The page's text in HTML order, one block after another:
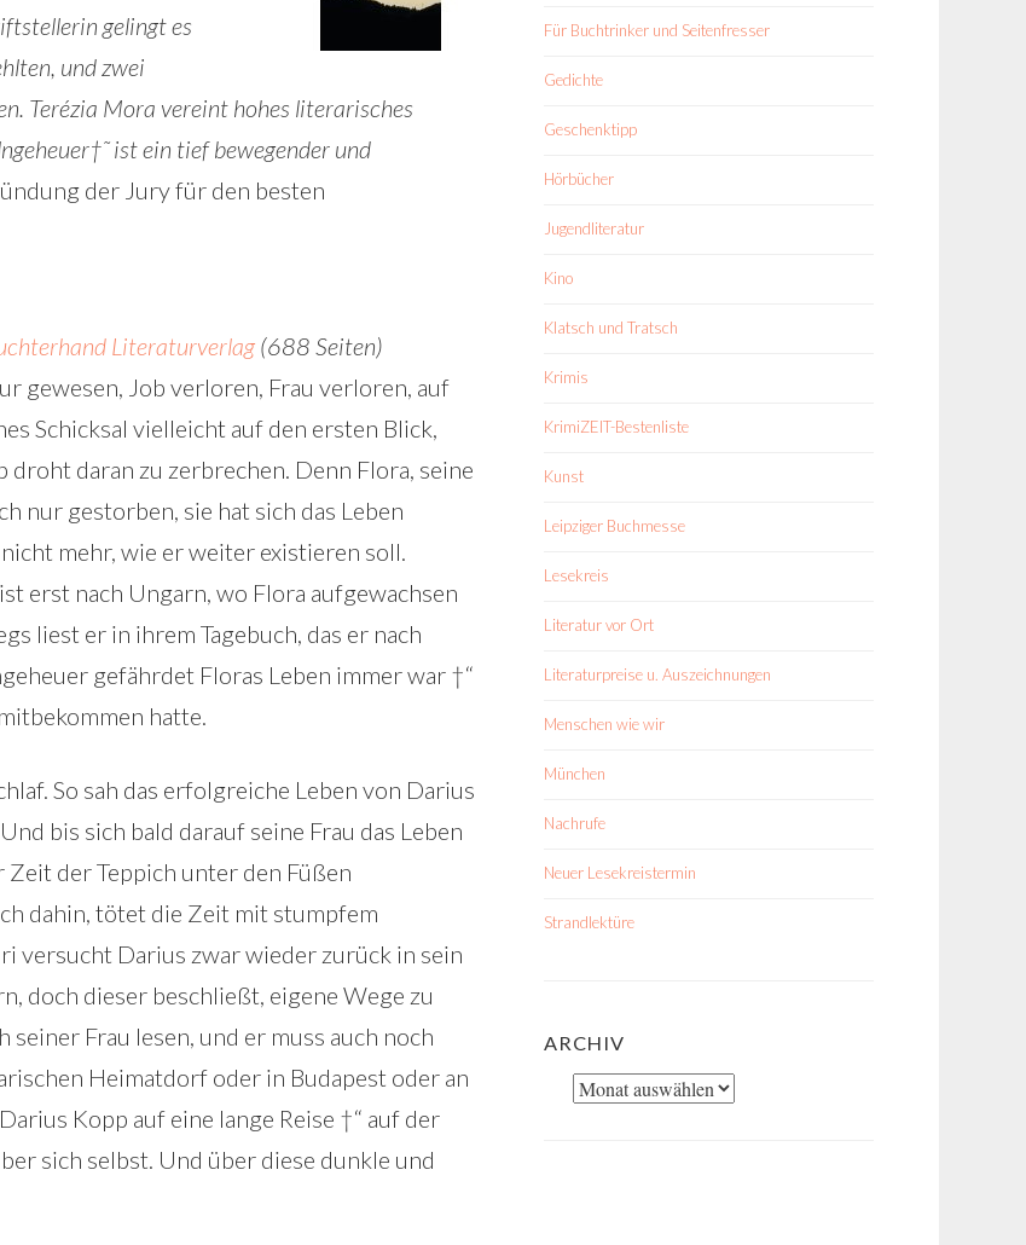
gelingt es
und zwei
Terézia Mora vereint hohes literarisches
ist ein tief bewegender und
der Jury für den besten
Literaturverlag (688 Seiten)
gewesen, Job verloren, Frau verloren, auf
Schicksal vielleicht auf den ersten Blick,
daran zu zerbrechen. Denn Flora, seine
nur gestorben, sie hat sich das Leben
mehr, wie er weiter existieren soll.
erst nach Ungarn, wo Flora aufgewachsen
liest er in ihrem Tagebuch, das er nach
gefährdet Floras Leben immer war †“
hatte.
So sah das erfolgreiche Leben von Darius
bis sich bald darauf seine Frau das Leben
der Teppich unter den Füßen
dahin, tötet die Zeit mit stumpfem
versucht Darius zwar wieder zurück in sein
doch dieser beschließt, eigene Wege zu
seiner Frau lesen, und er muss auch noch
Heimatdorf oder in Budapest oder an
Kopp auf eine lange Reise †“ auf der
sich selbst. Und über diese dunkle und
Für Buchtrinker und Seitenfresser
Gedichte
Geschenktipp
Hörbücher
Jugendliteratur
Kino
Klatsch und Tratsch
Krimis
KrimiZEIT-Bestenliste
Kunst
Leipziger Buchmesse
Lesekreis
Literatur vor Ort
Literaturpreise u. Auszeichnungen
Menschen wie wir
München
Nachrufe
Neuer Lesekreistermin
Strandlektüre
ARCHIV
Archiv